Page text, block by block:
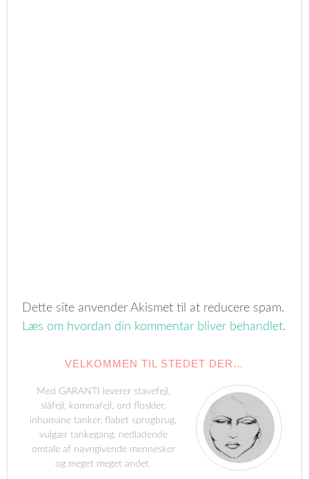
Dette site anvender Akismet til at reducere spam.
Læs om hvordan din kommentar bliver behandlet.
VELKOMMEN TIL STEDET DER…
Med GARANTI leverer stavefejl,
slåfejl, kommafejl, ord floskler,
inhumane tanker, flabet sprogbrug,
vulgær tankegang, nedladende
omtale af navngivende mennesker
og meget meget andet.